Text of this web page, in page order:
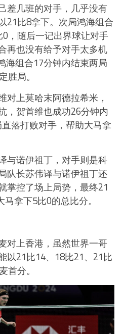
差几班的对手，几乎没有
21比8拿下。次局鸿海组合
，随后一记出界球让对手
再也没有给予对手太多机
海组合17分钟内结束两局
胜局。
对上莫哈末阿德拉希米，
，贺首维也成功26分钟内
落打败对手，帮助大马拿
与诺伊祖丁，对手则是科
队长苏伟译与诺伊祖丁还
掌控了场上局势，最终21
拿下5比0的总比分。
对上香港，虽然世界一哥
以21比14、18比21、21比
首分。